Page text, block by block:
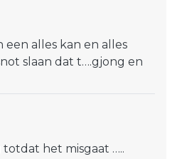
een alles kan en alles
slaan dat t….gjong en
het misgaat …..